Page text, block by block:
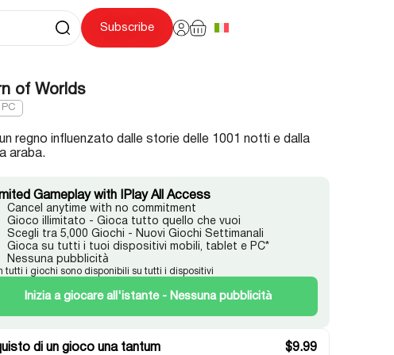
Subscribe
of Worlds
Gameplay with IPlay All Access
Cancel anytime with no commitment
Gioco illimitato - Gioca tutto quello che vuoi
Scegli tra 5,000 Giochi - Nuovi Giochi Settimanali
Gioca su tutti i tuoi dispositivi mobili, tablet e PC*
Nessuna pubblicità
tutti i giochi sono disponibili su tutti i dispositivi
Inizia a giocare all'istante - Nessuna pubblicità
di un gioco una tantum $9.99
un regno influenzato dalle storie delle 1001 notti e dalla
araba.